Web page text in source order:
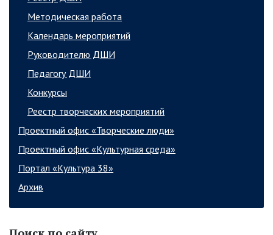
Методическая работа
Календарь мероприятий
Руководителю ДШИ
Педагогу ДШИ
Конкурсы
Реестр творческих мероприятий
Проектный офис «Творческие люди»
Проектный офис «Культурная среда»
Портал «Культура 38»
Архив